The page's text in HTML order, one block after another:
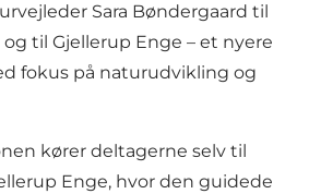
Sara Bøndergaard til
til Gjellerup Enge – et nyere
fokus på naturudvikling og
kører deltagerne selv til
Enge, hvor den guidede